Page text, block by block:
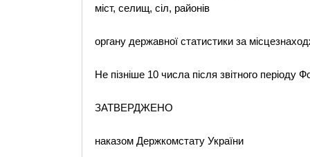
міст, селищ, сіл, районів
органу державної статистики за
Не пізніше 10 числа після звітного періоду
ЗАТВЕРДЖЕНО
наказом Держкомстату України